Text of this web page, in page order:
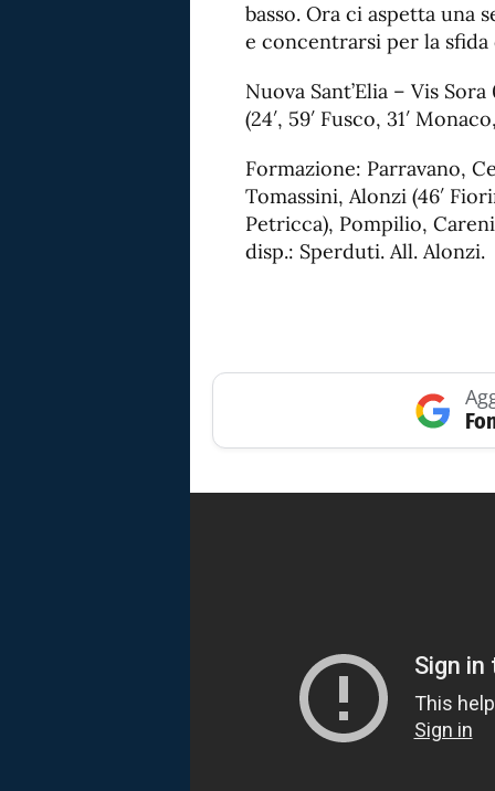
basso. Ora ci aspetta una
e concentrarsi per la
Nuova Sant’Elia – Vis Sora
(24′, 59′ Fusco, 31′
Formazione: Parravano,
Tomassini, Alonzi (46′
Petricca), Pompilio, Careni
disp.: Sperduti. All. Alonzi.